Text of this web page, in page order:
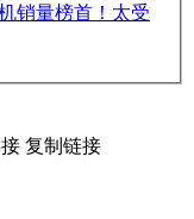
销量榜首！太受
复制链接